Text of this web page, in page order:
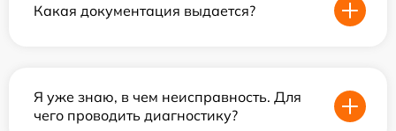
Какая документация выдается?
Я уже знаю, в чем неисправность. Для
чего проводить диагностику?